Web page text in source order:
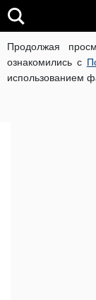
Продолжая
ознакомились с
использованием
ВОЙНА